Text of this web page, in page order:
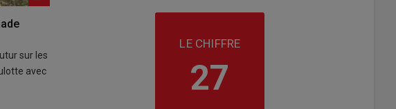
sur les
avec
LE CHIFFRE
27